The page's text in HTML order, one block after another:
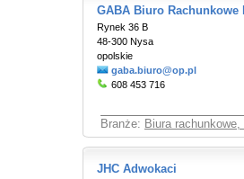
GABA Biuro Rachunkowe
Rynek 36 B
48-300 Nysa
opolskie
gaba.biuro@op.pl
608 453 716
Branże: Biura
JHC Adwokaci